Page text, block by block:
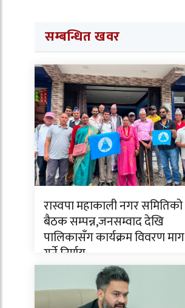
सम्बन्धित खवर
रास्वपा महाकाली नगर समितिको
बैठक सम्पन्न,जनसम्वाद देखि
पालिकासँग कार्यक्रम विवरण माग
गर्ने निर्णय